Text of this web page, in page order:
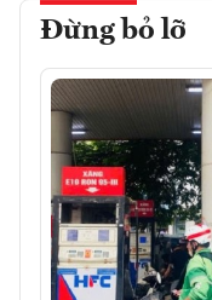
Đừng bỏ lỡ